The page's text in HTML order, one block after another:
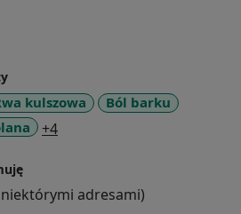
kulszowa
Ból barku
+4a11y_sr_more_diseases
adresami)